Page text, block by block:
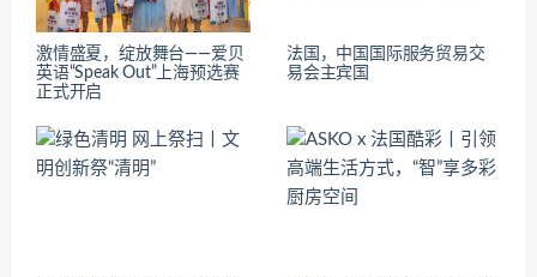
激情盛夏，绽放舞台——爱贝
英语“Speak Out”上海预选赛
正式开启
法国，中国国际服务贸易交
易会主宾国